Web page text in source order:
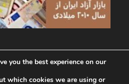
you the best experience on our
which cookies we are using or